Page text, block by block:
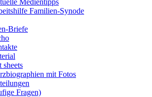
Medientipps
Familien-Synode
Briefe
sheets
mit Fotos
Fragen)